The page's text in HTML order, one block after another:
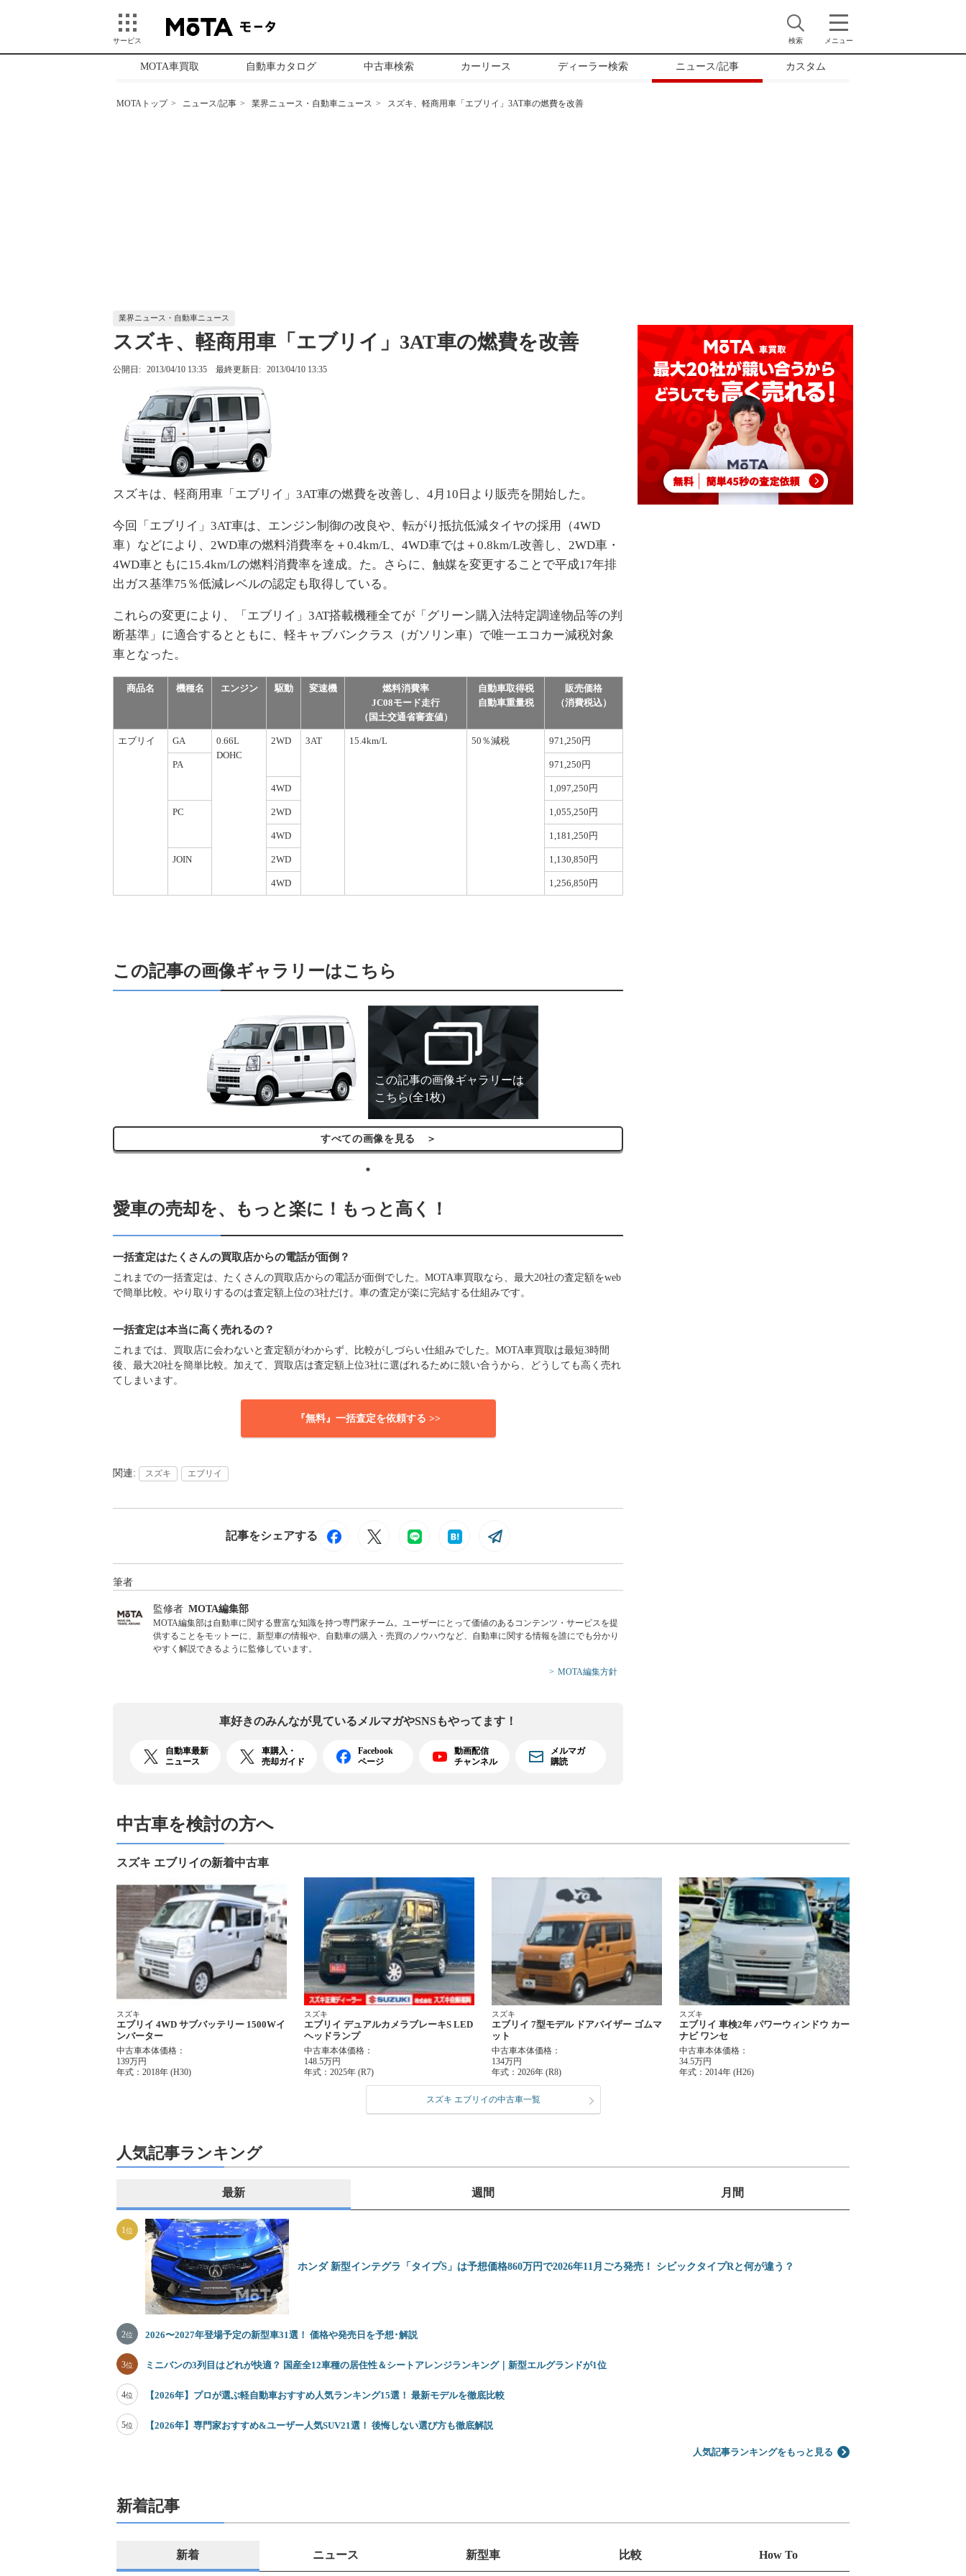
サービス 検索 メニュー
MOTA車買取 自動車カタログ 中古車検索 カーリース ディーラー検索 ニュース/記事 カスタム
MOTAトップ ニュース/記事 業界ニュース・自動車ニュース スズキ、軽商用車「エブリイ」3AT車の燃費を改善
業界ニュース・自動車ニュース
スズキ、軽商用車「エブリイ」3AT車の燃費を改善
公開日: 2013/04/10 13:35 最終更新日: 2013/04/10 13:35
スズキは、軽商用車「エブリイ」3AT車の燃費を改善し、4月10日より販売を開始した。
今回「エブリイ」3AT車は、エンジン制御の改良や、転がり抵抗低減タイヤの採用（4WD
車）などにより、2WD車の燃料消費率を＋0.4km/L、4WD車では＋0.8km/L改善し、2WD車・
4WD車ともに15.4km/Lの燃料消費率を達成。た。さらに、触媒を変更することで平成17年排
出ガス基準75％低減レベルの認定も取得している。
これらの変更により、「エブリイ」3AT搭載機種全てが「グリーン購入法特定調達物品等の判
断基準」に適合するとともに、軽キャブバンクラス（ガソリン車）で唯一エコカー減税対象
車となった。
商品名 機種名 エンジン 駆動 変速機
燃料消費率
JC08モード走行
（国土交通省審査値）
自動車取得税
自動車重量税
販売価格
（消費税込）
エブリイ GA
0.66L
DOHC
2WD 3AT 15.4km/L 50％減税 971,250円
PA 971,250円
4WD 1,097,250円
PC 2WD 1,055,250円
4WD 1,181,250円
JOIN 2WD 1,130,850円
4WD 1,256,850円
この記事の画像ギャラリーはこちら
この記事の画像ギャラリーは
こちら(全1枚)
すべての画像を見る ＞
愛車の売却を、もっと楽に！もっと高く！
一括査定はたくさんの買取店からの電話が面倒？
これまでの一括査定は、たくさんの買取店からの電話が面倒でした。MOTA車買取なら、最大20社の査定額をweb
で簡単比較。やり取りするのは査定額上位の3社だけ。車の査定が楽に完結する仕組みです。
一括査定は本当に高く売れるの？
これまでは、買取店に会わないと査定額がわからず、比較がしづらい仕組みでした。MOTA車買取は最短3時間
後、最大20社を簡単比較。加えて、買取店は査定額上位3社に選ばれるために競い合うから、どうしても高く売れ
てしまいます。
『無料』一括査定を依頼する >>
スズキ エブリイ
記事をシェアする
筆者
監修者 MOTA編集部
MOTA編集部は自動車に関する豊富な知識を持つ専門家チーム。ユーザーにとって価値のあるコンテンツ・サービスを提
供することをモットーに、新型車の情報や、自動車の購入・売買のノウハウなど、自動車に関する情報を誰にでも分かり
やすく解説できるように監修しています。
MOTA編集方針
車好きのみんなが見ている メルマガやSNSもやってます！
自動車最新
ニュース
車購入・
売却ガイド
Facebook
ページ
動画配信
チャンネル
メルマガ
購読
中古車を検討の方へ
スズキ エブリイの新着中古車
スズキ
エブリイ 4WD サブバッテリー 1500Wイ
ンバーター
中古車本体価格：
139万円
年式： 2018年 (H30)
スズキ
エブリイ デュアルカメラブレーキS LED
ヘッドランプ
中古車本体価格：
148.5万円
年式： 2025年 (R7)
スズキ
エブリイ 7型モデル ドアバイザー ゴムマ
ット
中古車本体価格：
134万円
年式： 2026年 (R8)
スズキ
エブリイ 車検2年 パワーウィンドウ カー
ナビ ワンセ
中古車本体価格：
34.5万円
年式： 2014年 (H26)
スズキ エブリイの中古車一覧
人気記事ランキング
最新 週間 月間
1位
ホンダ 新型インテグラ「タイプS」は予想価格860万円で2026年11月ごろ発売！ シビックタイプRと何が違う？
2位 2026〜2027年登場予定の新型車31選！ 価格や発売日を予想･解説
3位 ミニバンの3列目はどれが快適？ 国産全12車種の居住性＆シートアレンジランキング｜新型エルグランドが1位
4位 【2026年】プロが選ぶ軽自動車おすすめ人気ランキング15選！ 最新モデルを徹底比較
5位 【2026年】専門家おすすめ&ユーザー人気SUV21選！ 後悔しない選び方も徹底解説
人気記事ランキングをもっと見る
新着記事
新着 ニュース 新型車 比較 How To